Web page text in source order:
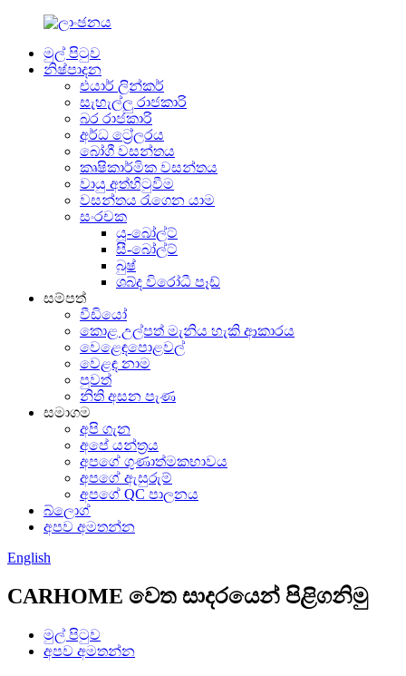
මුල් පිටුව
නිෂ්පාදන
එයාර් ලින්කර්
සැහැල්ලු රාජකාරි
බර රාජකාරි
අර්ධ ට්‍රේලරය
බෝගී වසන්තය
කෘෂිකාර්මික වසන්තය
වායු අත්හිටුවීම
වසන්තය රැගෙන යාම
සංරචක
යූ-බෝල්ට්
සී-බෝල්ට්
බුෂ්
ශබ්ද විරෝධී පෑඩ්
සම්පත්
වීඩියෝ
කොළ උල්පත් මැනිය හැකි ආකාරය
වෙළෙඳපොළවල්
වෙළඳ නාම
පුවත්
නිති අසන පැණ
සමාගම
අපි ගැන
අපේ යන්ත්‍රය
අපගේ ගුණාත්මකභාවය
අපගේ ඇසුරුම්
අපගේ QC පාලනය
බ්ලොග්
අපව අමතන්න
English
CARHOME වෙත සාදරයෙන් පිළිගනිමු
මුල් පිටුව
අපව අමතන්න